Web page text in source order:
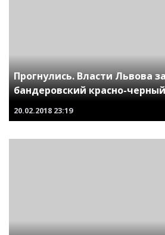
Прогнулись. Власти Львова
бандеровский красно-
20.02.2018 23:19